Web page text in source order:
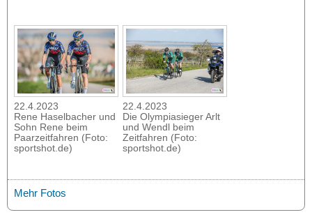
22.4.2023
Rene Haselbacher und
Sohn Rene beim
Paarzeitfahren (Foto:
sportshot.de)
22.4.2023
Die Olympiasieger Arlt
und Wendl beim
Zeitfahren (Foto:
sportshot.de)
Mehr Fotos